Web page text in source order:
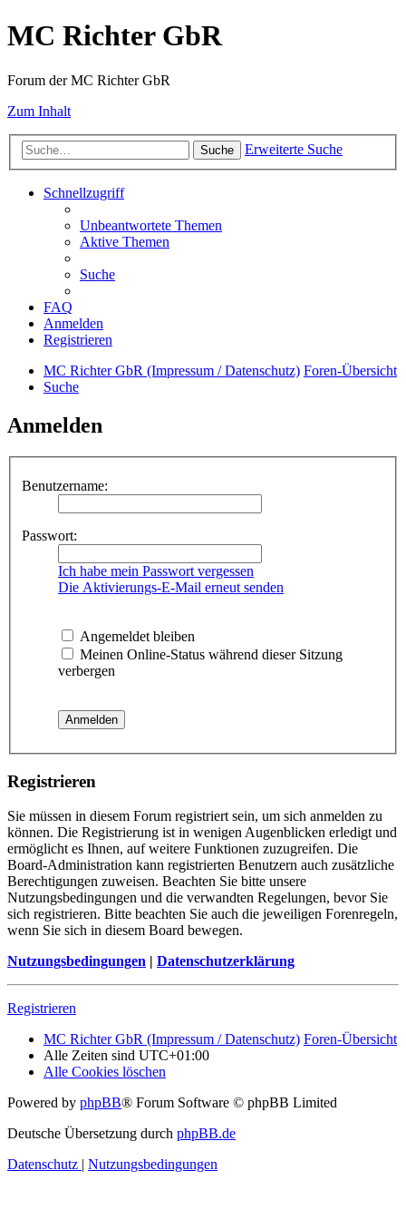
MC Richter GbR
Forum der MC Richter GbR
Zum Inhalt
Suche Erweiterte Suche
Schnellzugriff
Unbeantwortete Themen
Aktive Themen
Suche
FAQ
Anmelden
Registrieren
MC Richter GbR (Impressum / Datenschutz) Foren-Übersicht
Suche
Anmelden
Benutzername:
Passwort:
Ich habe mein Passwort vergessen
Die Aktivierungs-E-Mail erneut senden
Angemeldet bleiben
Meinen Online-Status während dieser Sitzung
verbergen
Registrieren
Sie müssen in diesem Forum registriert sein, um sich anmelden zu
können. Die Registrierung ist in wenigen Augenblicken erledigt und
ermöglicht es Ihnen, auf weitere Funktionen zuzugreifen. Die
Board-Administration kann registrierten Benutzern auch zusätzliche
Berechtigungen zuweisen. Beachten Sie bitte unsere
Nutzungsbedingungen und die verwandten Regelungen, bevor Sie
sich registrieren. Bitte beachten Sie auch die jeweiligen Forenregeln,
wenn Sie sich in diesem Board bewegen.
Nutzungsbedingungen | Datenschutzerklärung
Registrieren
MC Richter GbR (Impressum / Datenschutz) Foren-Übersicht
Alle Zeiten sind UTC+01:00
Alle Cookies löschen
Powered by phpBB® Forum Software © phpBB Limited
Deutsche Übersetzung durch phpBB.de
Datenschutz | Nutzungsbedingungen